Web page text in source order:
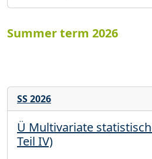
Summer term 2026
SS 2026
Ü Multivariate
Teil IV)